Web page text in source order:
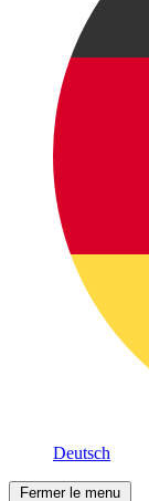
Deutsch
Fermer le menu